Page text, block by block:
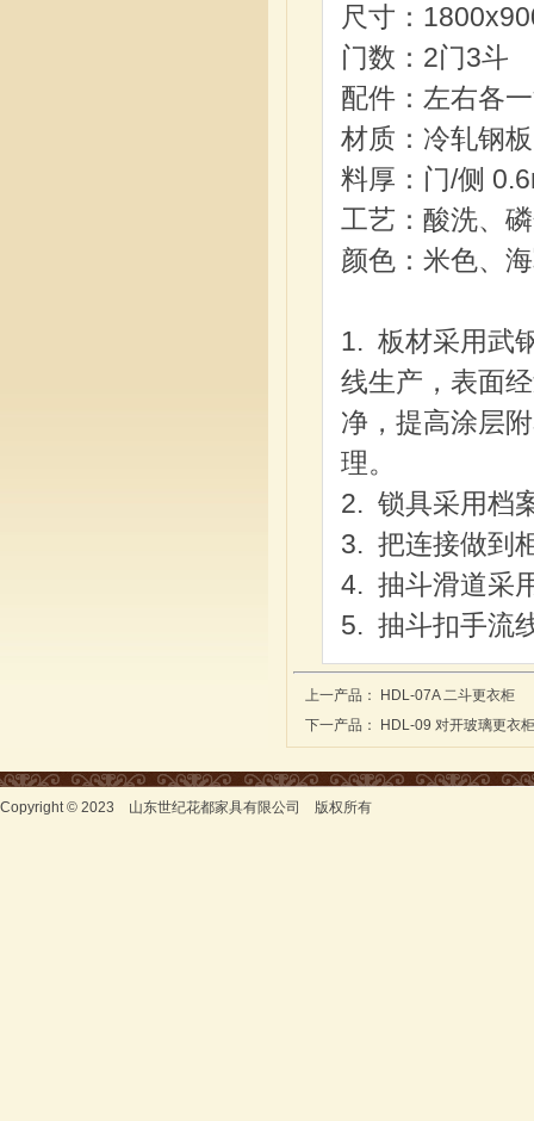
尺寸：
门数： 2门3斗
配件：左右各
材质：冷轧钢板
料厚：门/侧
工艺：酸洗、
颜色：米色、
1. 板材采用武
线生产，表面
净，提高涂层
理。
2. 锁具采用档
3. 把连接做到
4. 抽斗滑道采
5. 抽斗扣手流
上一产品：
HDL-07A 二斗更衣柜
下一产品：
HDL-09 对开玻璃更衣柜
Copyright © 2023 山东世纪花都家具有限公司 版权所有